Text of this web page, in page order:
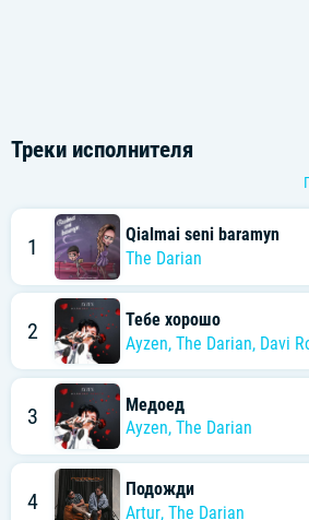
Треки исполнителя
1
Qialmai seni baramyn
The Darian
2
Тебе хорошо
Ayzen, The Darian, Davi
3
Медоед
Ayzen, The Darian
4
Подожди
Artur, The Darian